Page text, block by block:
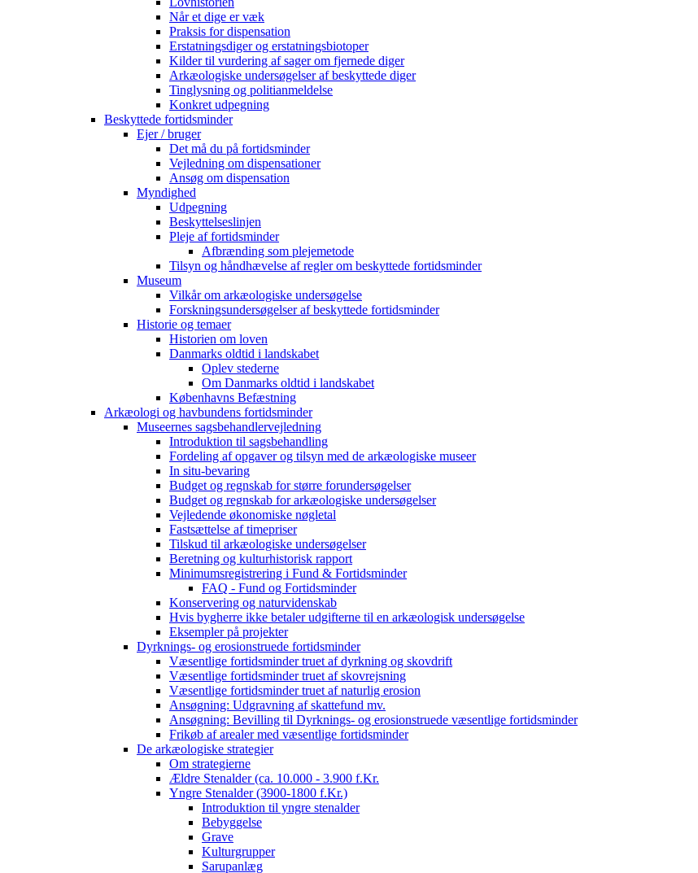
Når et dige er væk
Praksis for dispensation
Erstatningsdiger og erstatningsbiotoper
Kilder til vurdering af sager om fjernede diger
Arkæologiske undersøgelser af beskyttede diger
Tinglysning og politianmeldelse
Konkret udpegning
Beskyttede fortidsminder
Ejer / bruger
Det må du på fortidsminder
Vejledning om dispensationer
Ansøg om dispensation
Myndighed
Udpegning
Beskyttelseslinjen
Pleje af fortidsminder
Afbrænding som plejemetode
Tilsyn og håndhævelse af regler om beskyttede fortidsminder
Museum
Vilkår om arkæologiske undersøgelse
Forskningsundersøgelser af beskyttede fortidsminder
Historie og temaer
Historien om loven
Danmarks oldtid i landskabet
Oplev stederne
Om Danmarks oldtid i landskabet
Københavns Befæstning
Arkæologi og havbundens fortidsminder
Museernes sagsbehandlervejledning
Introduktion til sagsbehandling
Fordeling af opgaver og tilsyn med de arkæologiske museer
In situ-bevaring
Budget og regnskab for større forundersøgelser
Budget og regnskab for arkæologiske undersøgelser
Vejledende økonomiske nøgletal
Fastsættelse af timepriser
Tilskud til arkæologiske undersøgelser
Beretning og kulturhistorisk rapport
Minimumsregistrering i Fund & Fortidsminder
FAQ - Fund og Fortidsminder
Konservering og naturvidenskab
Hvis bygherre ikke betaler udgifterne til en arkæologisk undersøgelse
Eksempler på projekter
Dyrknings- og erosionstruede fortidsminder
Væsentlige fortidsminder truet af dyrkning og skovdrift
Væsentlige fortidsminder truet af skovrejsning
Væsentlige fortidsminder truet af naturlig erosion
Ansøgning: Udgravning af skattefund mv.
Ansøgning: Bevilling til Dyrknings- og erosionstruede væsentlige fortidsminder
Frikøb af arealer med væsentlige fortidsminder
De arkæologiske strategier
Om strategierne
Ældre Stenalder (ca. 10.000 - 3.900 f.Kr.
Yngre Stenalder (3900-1800 f.Kr.)
Introduktion til yngre stenalder
Bebyggelse
Grave
Kulturgrupper
Sarupanlæg